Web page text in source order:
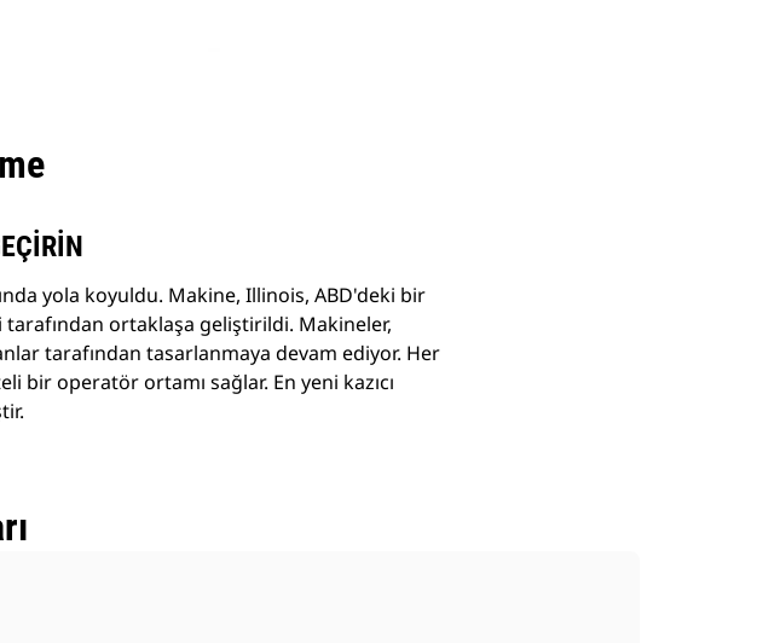
yola koyuldu. Makine, Illinois, ABD'deki bir
ortaklaşa geliştirildi. Makineler,
tarafından tasarlanmaya devam ediyor. Her
operatör ortamı sağlar. En yeni kazıcı